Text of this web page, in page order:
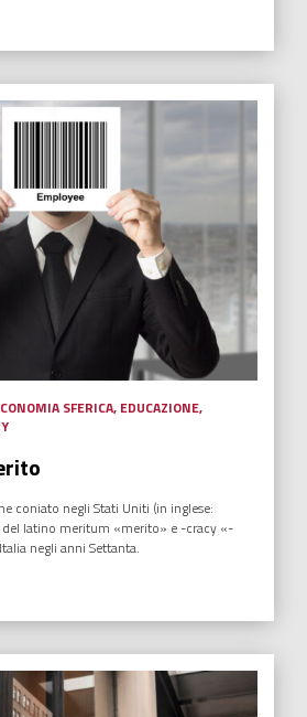
di sale al tesoro di
di sale”, è presente il maggior giacimento
“oro bianco”.
, EDUCAZIONE, HUMANOVABILITY,
ITALIA
dalla Madre alla
e del mondo esterno con cui è in